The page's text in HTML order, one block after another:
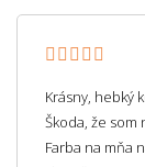
Krásny, hebký
Škoda, že som
Farba na mňa